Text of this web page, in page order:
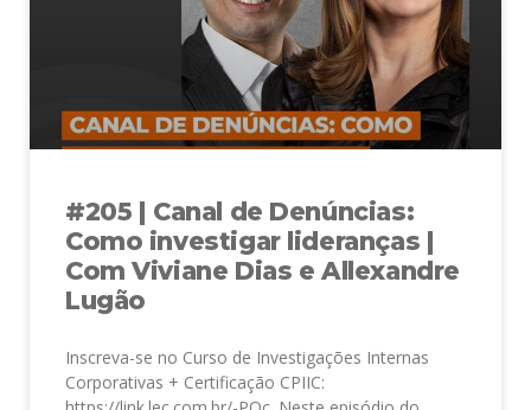
#205 | Canal de Denúncias:
Como investigar lideranças |
Com Viviane Dias e Allexandre
Lugão
Inscreva-se no Curso de Investigações Internas
Corporativas + Certificação CPIIC: